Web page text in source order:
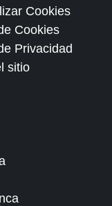
Cookies
Cookies
Privacidad
sitio